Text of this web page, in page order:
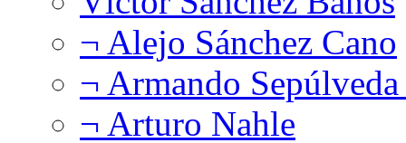
¬ Alejo Sánchez Cano
¬ Armando
¬ Arturo Nahle